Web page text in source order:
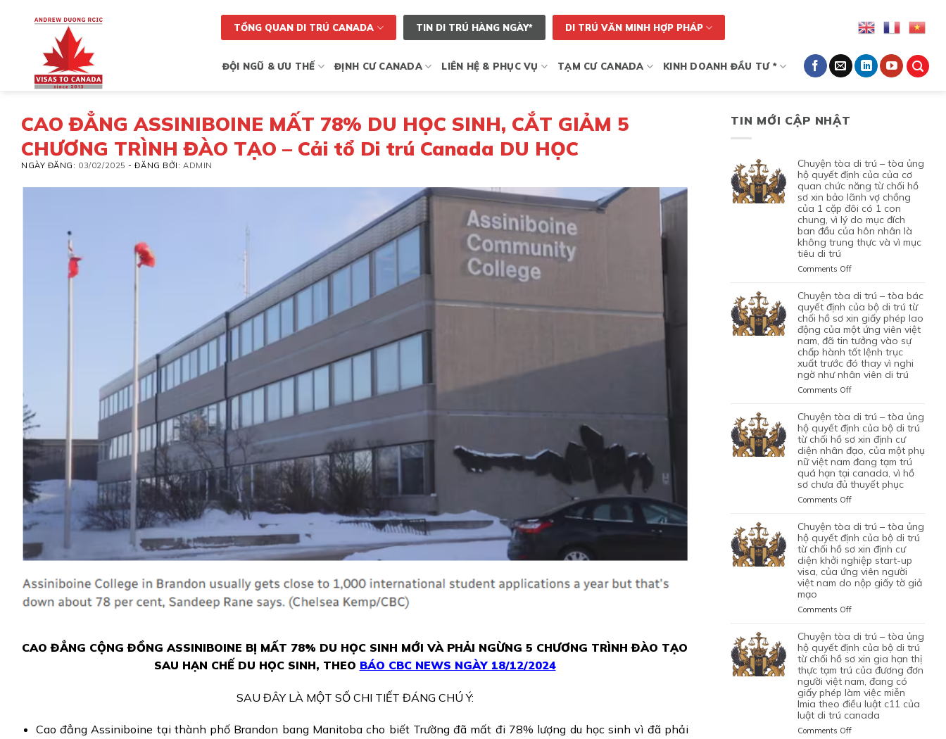
TỔNG QUAN DI TRÚ CANADA TIN DI TRÚ HÀNG NGÀY* DI TRÚ VĂN MINH HỢP PHÁP
ĐỘI NGŨ & ƯU THẾ ĐỊNH CƯ CANADA LIÊN HỆ & PHỤC VỤ TẠM CƯ CANADA KINH DOANH ĐẦU TƯ *
CAO ĐẲNG ASSINIBOINE MẤT 78% DU HỌC SINH, CẮT GIẢM 5
CHƯƠNG TRÌNH ĐÀO TẠO – Cải tổ Di trú Canada DU HỌC
NGÀY ĐĂNG: 03/02/2025 -ĐĂNG BỞI:ADMIN
CAO ĐẲNG CỘNG ĐỒNG ASSINIBOINE BỊ MẤT 78% DU HỌC SINH MỚI VÀ PHẢI NGỪNG 5 CHƯƠNG TRÌNH ĐÀO TẠO
SAU HẠN CHẾ DU HỌC SINH, THEO BÁO CBC NEWS NGÀY 18/12/2024
SAU ĐÂY LÀ MỘT SỐ CHI TIẾT ĐÁNG CHÚ Ý:
Cao đẳng Assiniboine tại thành phố Brandon bang Manitoba cho biết Trường đã mất đi 78% lượng du học sinh vì đã phải
TIN MỚI CẬP NHẬT
chuyện tòa di trú – tòa ủng
hộ quyết định của của cơ
quan chức năng từ chối hồ
sơ xin bảo lãnh vợ chồng
của 1 cặp đôi có 1 con
chung, vì lý do mục đích
ban đầu của hôn nhân là
không trung thực và vì mục
tiêu di trú
Comments Offon
TÒA
DI
TRÚ
–
TÒA
ỦNG
HỘ
QUYẾT
ĐỊNH
CỦA
CƠ
QUAN
CHỨC
NĂNG
TỪ
CHỐI
HỒ
BẢO
LÃNH
VỢ
CHỒNG
CỦA
1
CON
CHUNG,
VÌ
LÝ
DO
MỤC
chuyện tòa di trú – tòa bác
quyết định của bộ di trú từ
chối hồ sơ xin giấy phép lao
động của một ứng viên việt
nam, đã tin tưởng vào sự
chấp hành tốt lệnh trục
xuất trước đó thay vì nghi
ngờ như nhân viên di trú
Comments Offon
TÒA
DI
TRÚ
–
TÒA
BÁC
QUYẾT
ĐỊNH
DI
TRÚ
TỪ
CHỐI
HỒ
XIN
LAO
ĐỘNG
CỦA
MỘT
ỨNG
VIÊN
VIỆT
chuyện tòa di trú – tòa ủng
hộ quyết định của bộ di trú
từ chối hồ sơ xin định cư
diện nhân đạo, của một phụ
nữ việt nam đang tạm trú
quá hạn tại canada, vì hồ
sơ chưa đủ thuyết phục
Comments Offon
TÒA
DI
TRÚ
–
TÒA
ỦNG
QUYẾT
BỘ
DI
TRÚ
TỪ
CHỐI
HỒ
SƠ
XIN
chuyện tòa di trú – tòa ủng
hộ quyết định của bộ di trú
từ chối hồ sơ xin định cư
diện khởi nghiệp start-up
visa, của ứng viên người
việt nam do nộp giấy tờ giả
mạo
Comments Offon
TÒA
DI
TRÚ
–
TÒA
ỦNG
HỘ
QUYẾT
ĐỊNH
chuyện tòa di trú – tòa ủng
hộ quyết định của bộ di trú
từ chối hồ sơ xin gia hạn thị
thực tạm trú của đương đơn
người việt nam, đang có
giấy phép làm việc miễn
lmia theo điều luật c11 của
luật di trú canada
Comments Offon